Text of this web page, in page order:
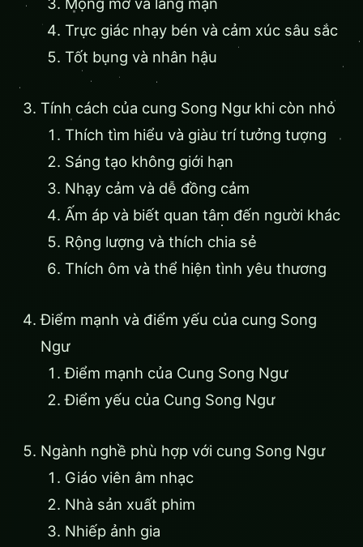
Trực giác nhạy bén và cảm xúc sâu sắc
Tốt bụng và nhân hậu
Tính cách của cung Song Ngư khi còn nhỏ
Thích tìm hiểu và giàu trí tưởng tượng
Sáng tạo không giới hạn
Nhạy cảm và dễ đồng cảm
Ấm áp và biết quan tâm đến người khác
Rộng lượng và thích chia sẻ
Thích ôm và thể hiện tình yêu thương
Điểm mạnh và điểm yếu của cung Song
Ngư
Điểm mạnh của Cung Song Ngư
Điểm yếu của Cung Song Ngư
Ngành nghề phù hợp với cung Song Ngư
Giáo viên âm nhạc
Nhà sản xuất phim
Nhiếp ảnh gia